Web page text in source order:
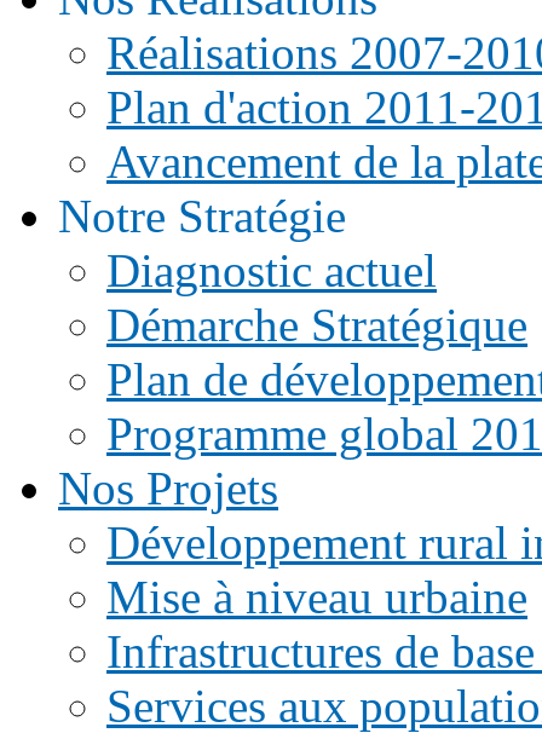
Réalisations 2007-
Plan d'action 2011-
Avancement de la
Notre Stratégie
Diagnostic actuel
Démarche Stratégique
Plan de
Programme global
Nos Projets
Développement rural
Mise à niveau urbaine
Infrastructures de
Services aux